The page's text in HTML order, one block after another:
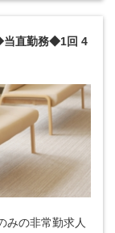
当直勤務◆1回 4
みの非常勤求人